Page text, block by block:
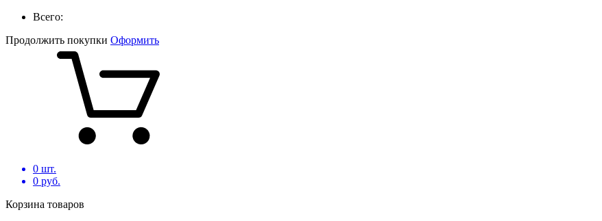
Всего:
Продолжить покупки Оформить
0 шт.
0 руб.
Корзина товаров